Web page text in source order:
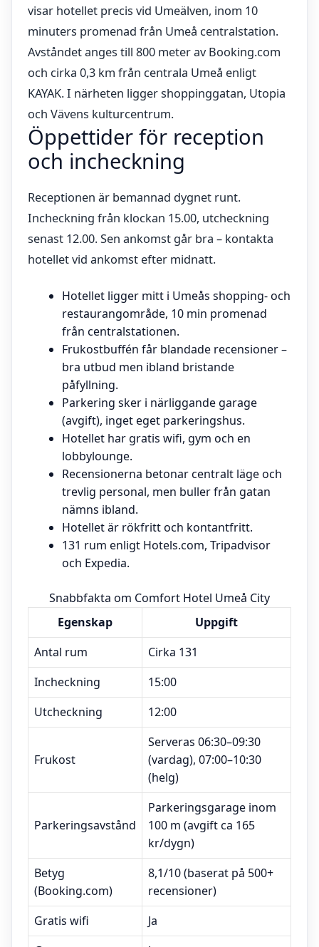
visar hotellet precis vid Umeälven, inom 10
minuters promenad från Umeå centralstation.
Avståndet anges till 800 meter av Booking.com
och cirka 0,3 km från centrala Umeå enligt
KAYAK. I närheten ligger shoppinggatan, Utopia
och Vävens kulturcentrum.
Öppettider för reception
och incheckning
Receptionen är bemannad dygnet runt.
Incheckning från klockan 15.00, utcheckning
senast 12.00. Sen ankomst går bra – kontakta
hotellet vid ankomst efter midnatt.
Hotellet ligger mitt i Umeås shopping- och
restaurangområde, 10 min promenad
från centralstationen.
Frukostbuffén får blandade recensioner –
bra utbud men ibland bristande
påfyllning.
Parkering sker i närliggande garage
(avgift), inget eget parkeringshus.
Hotellet har gratis wifi, gym och en
lobbylounge.
Recensionerna betonar centralt läge och
trevlig personal, men buller från gatan
nämns ibland.
Hotellet är rökfritt och kontantfritt.
131 rum enligt Hotels.com, Tripadvisor
och Expedia.
Snabbfakta om Comfort Hotel Umeå City
Egenskap
Uppgift
Antal rum
Cirka 131
Incheckning
15:00
Utcheckning
12:00
Frukost
Serveras 06:30–09:30
(vardag), 07:00–10:30
(helg)
Parkeringsavstånd
Parkeringsgarage inom
100 m (avgift ca 165
kr/dygn)
Betyg
(Booking.com)
8,1/10 (baserat på 500+
recensioner)
Gratis wifi
Ja